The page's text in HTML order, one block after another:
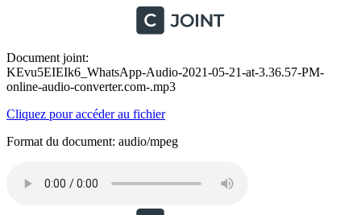
Document joint:
KEvu5EIEIk6_WhatsApp-Audio-2021-05-21-at-3.36.57-PM-
online-audio-converter.com-.mp3
Cliquez pour accéder au fichier
Format du document: audio/mpeg